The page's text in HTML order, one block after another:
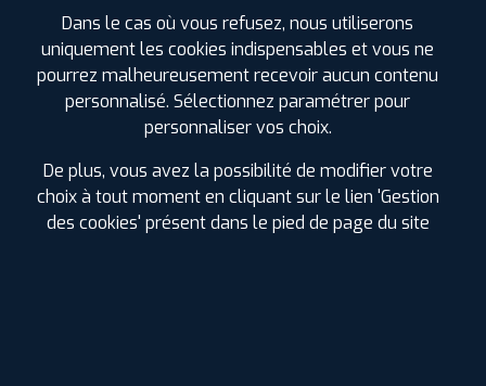
ⓘ D B B 70
Prix unitaire
78.90
FAIRE INSTALLER CE
LAUFENN
S FIT2
185/55 R 15 82V
Dans le cas où vous refusez, nous utiliserons
uniquement les cookies indispensables et vous ne
pourrez malheureusement recevoir aucun contenu
personnalisé. Sélectionnez paramétrer pour
personnaliser vos choix.
De plus, vous avez la possibilité de modifier votre
choix à tout moment en cliquant sur le lien 'Gestion
des cookies' présent dans le pied de page du site